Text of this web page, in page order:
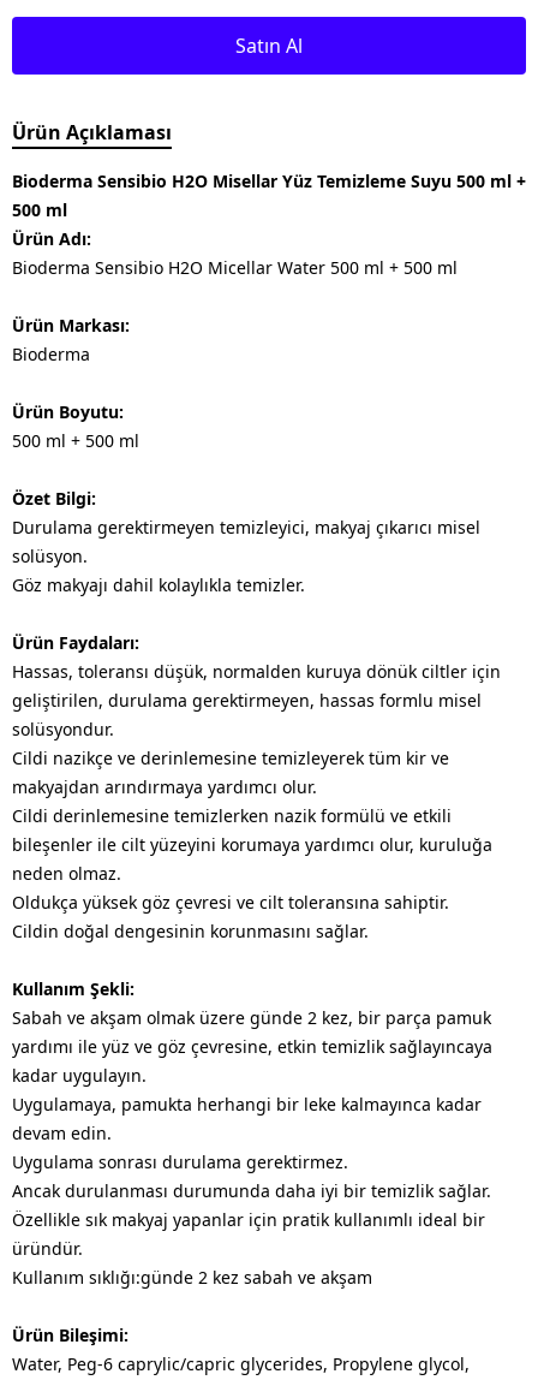
Satın Al
Ürün Açıklaması
Bioderma Sensibio H2O Misellar Yüz Temizleme Suyu 500 ml +
500 ml
Ürün Adı:
Bioderma Sensibio H2O Micellar Water 500 ml + 500 ml
Ürün Markası:
Bioderma
Ürün Boyutu:
500 ml + 500 ml
Özet Bilgi:
Durulama gerektirmeyen temizleyici, makyaj çıkarıcı misel
solüsyon.
Göz makyajı dahil kolaylıkla temizler.
Ürün Faydaları:
Hassas, toleransı düşük, normalden kuruya dönük ciltler için
geliştirilen, durulama gerektirmeyen, hassas formlu misel
solüsyondur.
Cildi nazikçe ve derinlemesine temizleyerek tüm kir ve
makyajdan arındırmaya yardımcı olur.
Cildi derinlemesine temizlerken nazik formülü ve etkili
bileşenler ile cilt yüzeyini korumaya yardımcı olur, kuruluğa
neden olmaz.
Oldukça yüksek göz çevresi ve cilt toleransına sahiptir.
Cildin doğal dengesinin korunmasını sağlar.
Kullanım Şekli:
Sabah ve akşam olmak üzere günde 2 kez, bir parça pamuk
yardımı ile yüz ve göz çevresine, etkin temizlik sağlayıncaya
kadar uygulayın.
Uygulamaya, pamukta herhangi bir leke kalmayınca kadar
devam edin.
Uygulama sonrası durulama gerektirmez.
Ancak durulanması durumunda daha iyi bir temizlik sağlar.
Özellikle sık makyaj yapanlar için pratik kullanımlı ideal bir
üründür.
​Kullanım sıklığı:günde 2 kez sabah ve akşam
Ürün Bileşimi:
Water, Peg-6 caprylic/capric glycerides, Propylene glycol,